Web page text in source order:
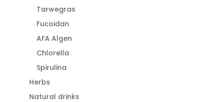
Tarwegras
Fucoidan
AFA Algen
Chlorella
Spirulina
Herbs
Natural drinks